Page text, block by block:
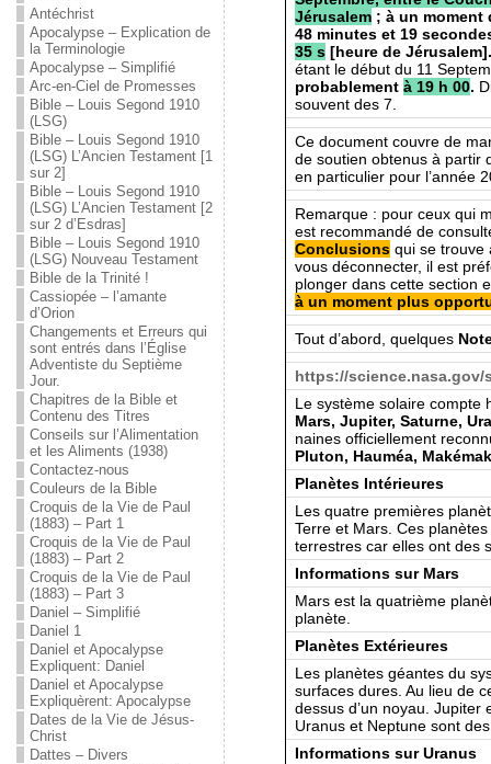
Antéchrist
Apocalypse – Explication de
la Terminologie
Apocalypse – Simplifié
Arc-en-Ciel de Promesses
Bible – Louis Segond 1910
(LSG)
Bible – Louis Segond 1910
(LSG) L’Ancien Testament [1
sur 2]
Bible – Louis Segond 1910
(LSG) L’Ancien Testament [2
sur 2 d’Esdras]
Bible – Louis Segond 1910
(LSG) Nouveau Testament
Bible de la Trinité !
Cassiopée – l’amante
d’Orion
Changements et Erreurs qui
sont entrés dans l’Église
Adventiste du Septième
Jour.
Chapitres de la Bible et
Contenu des Titres
Conseils sur l’Alimentation
et les Aliments (1938)
Contactez-nous
Couleurs de la Bible
Croquis de la Vie de Paul
(1883) – Part 1
Croquis de la Vie de Paul
(1883) – Part 2
Croquis de la Vie de Paul
(1883) – Part 3
Daniel – Simplifié
Daniel 1
Daniel et Apocalypse
Expliquent: Daniel
Daniel et Apocalypse
Expliquèrent: Apocalypse
Dates de la Vie de Jésus-
Christ
Dattes – Divers
Jérusalem; à un moment
48 minutes et 19
35 s[heure de Jérusalem].
étant le début du 11
probablement à 19 h 00.
souvent des 7.
Ce document couvre de
de soutien obtenus à partir
en particulier pour l’année
Remarque : pour ceux qui
est recommandé de
Conclusionsqui se trouve
vous déconnecter, il est
plonger dans cette section
à un moment plus
Tout d’abord, quelques
https://science.nasa.gov/
Le système solaire compte
Mars, Jupiter, Saturne,
naines officiellement
Pluton, Hauméa,
Planètes Intérieures
Les quatre premières
Terre et Mars. Ces
terrestres car elles ont des
Informations sur Mars
Mars est la quatrième
planète.
Planètes Extérieures
Les planètes géantes du
surfaces dures. Au lieu de
dessus d’un noyau.
Uranus et Neptune sont
Informations sur Uranus